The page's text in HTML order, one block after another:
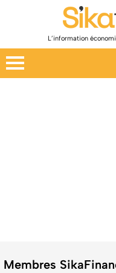
L’information
Membres